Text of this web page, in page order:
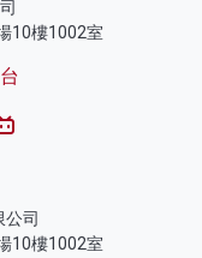
10樓1002室
公司
10樓1002室